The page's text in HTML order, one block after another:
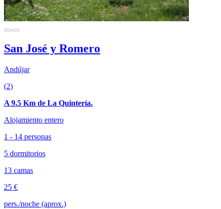
San José y Romero
Andújar
(2)
A 9.5 Km de La Quintería.
Alojamiento entero
1 - 14 personas
5 dormitorios
13 camas
25 €
pers./noche (aprox.)